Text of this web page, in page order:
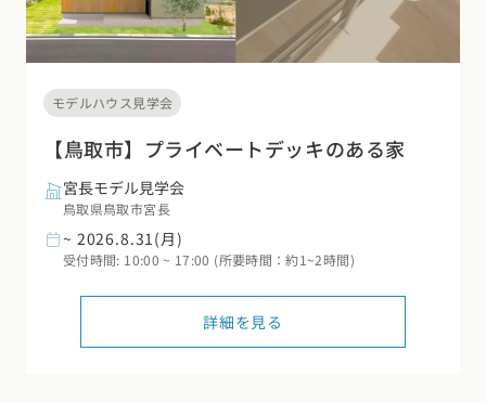
モデルハウス見学会
【鳥取市】プライベートデッキのある家
宮長モデル見学会
鳥取県鳥取市宮長
~ 2026.8.31(月)
受付時間: 10:00 ~ 17:00 (所要時間：約1~2時間)
詳細を見る